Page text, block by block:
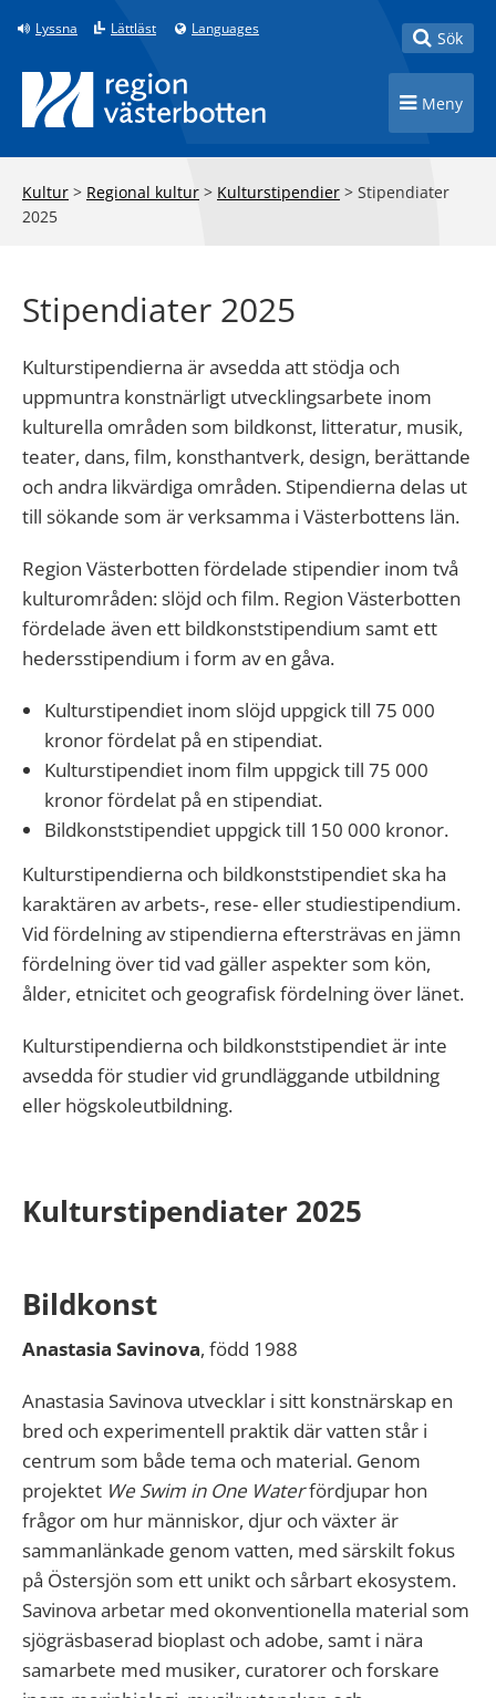
Till innehåll på sidan
Lyssna Lättläst Languages Toggle
Sök
Toggle
Meny
Kultur > Regional kultur > Kulturstipendier > Stipendiater
2025
Stipendiater 2025
Kulturstipendierna är avsedda att stödja och
uppmuntra konstnärligt utvecklingsarbete inom
kulturella områden som bildkonst, litteratur, musik,
teater, dans, film, konsthantverk, design, berättande
och andra likvärdiga områden. Stipendierna delas ut
till sökande som är verksamma i Västerbottens län.
Region Västerbotten fördelade stipendier inom två
kulturområden: slöjd och film. Region Västerbotten
fördelade även ett bildkonststipendium samt ett
hedersstipendium i form av en gåva.
Kulturstipendiet inom slöjd uppgick till 75 000
kronor fördelat på en stipendiat.
Kulturstipendiet inom film uppgick till 75 000
kronor fördelat på en stipendiat.
Bildkonststipendiet uppgick till 150 000 kronor.
Kulturstipendierna och bildkonststipendiet ska ha
karaktären av arbets-, rese- eller studiestipendium.
Vid fördelning av stipendierna eftersträvas en jämn
fördelning över tid vad gäller aspekter som kön,
ålder, etnicitet och geografisk fördelning över länet.
Kulturstipendierna och bildkonststipendiet är inte
avsedda för studier vid grundläggande utbildning
eller högskoleutbildning.
Kulturstipendiater 2025
Bildkonst
Anastasia Savinova, född 1988
Anastasia Savinova utvecklar i sitt konstnärskap en
bred och experimentell praktik där vatten står i
centrum som både tema och material. Genom
projektet We Swim in One Waterfördjupar hon
frågor om hur människor, djur och växter är
sammanlänkade genom vatten, med särskilt fokus
på Östersjön som ett unikt och sårbart ekosystem.
Savinova arbetar med okonventionella material som
sjögräsbaserad bioplast och adobe, samt i nära
samarbete med musiker, curatorer och forskare